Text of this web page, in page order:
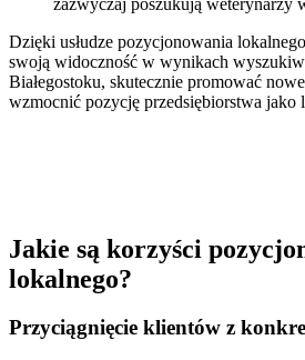
Dzięki usłudze pozycjonowania
swoją widoczność w wynikach
Białegostoku, skutecznie promować
wzmocnić pozycję przedsiębiorstwa jako
Jakie są korzyści
lokalnego?
Przyciągnięcie klientów z